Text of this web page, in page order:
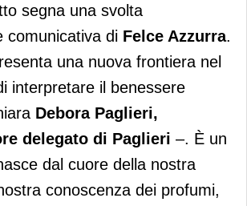
segna una svolta
comunicativa di Felce Azzurra.
una nuova frontiera nel
interpretare il benessere
Debora Paglieri,
delegato di Paglieri –. È un
dal cuore della nostra
conoscenza dei profumi,